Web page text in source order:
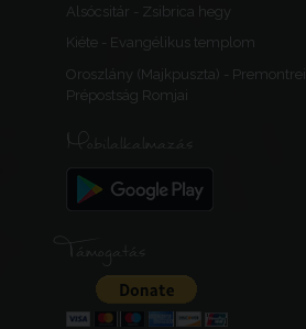
Alsócsitár - Zsibrica hegy
Kiéte - Evangélikus templom
Oroszlány (Majkpuszta) - Premontrei
Prépostság Romjai
Mobilalkalmazás
Támogatás